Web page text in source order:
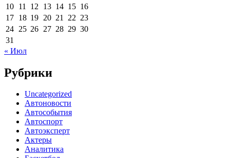
10 11 12 13 14 15 16
17 18 19 20 21 22 23
24 25 26 27 28 29 30
31
« Июл
Рубрики
Uncategorized
Автоновости
Автособытия
Автоспорт
Автоэксперт
Актеры
Аналитика